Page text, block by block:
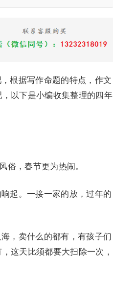
根据写作命题的特点，作文
以下是小编收集整理的四年
，春节更为热闹。
起。一接一家的放，过年的
，卖什么的都有，有孩子们
这天比须都要大扫除一次，